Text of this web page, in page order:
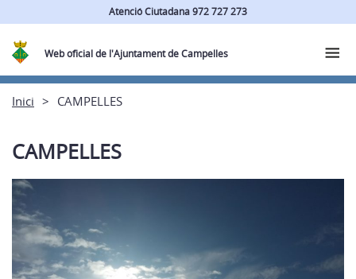
Atenció Ciutadana 972 727 273
Web oficial de l'Ajuntament de Campelles
Inici CAMPELLES
CAMPELLES